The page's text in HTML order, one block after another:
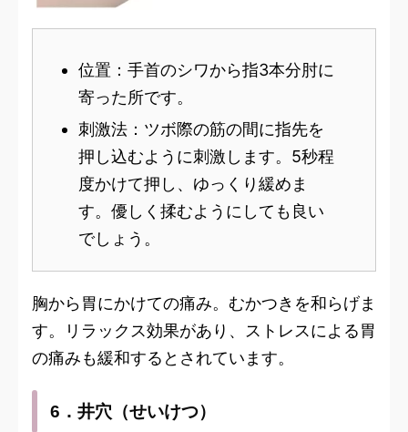
位置：手首のシワから指3本分肘に
寄った所です。
刺激法：ツボ際の筋の間に指先を
押し込むように刺激します。5秒程
度かけて押し、ゆっくり緩めま
す。優しく揉むようにしても良い
でしょう。
胸から胃にかけての痛み。むかつきを和らげま
す。リラックス効果があり、ストレスによる胃
の痛みも緩和するとされています。
6．井穴（せいけつ）